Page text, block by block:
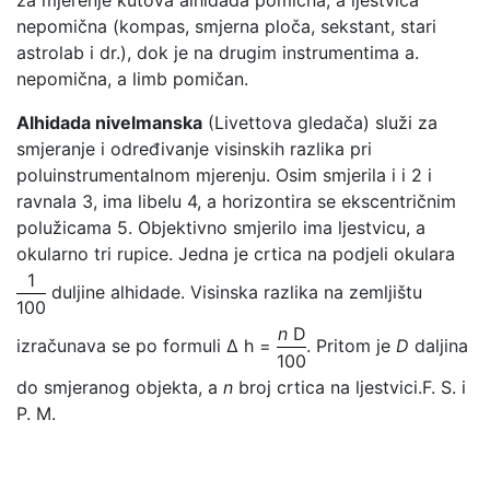
nepomična (kompas, smjerna ploča, sekstant, stari
astrolab i dr.), dok je na drugim instrumentima a.
nepomična, a limb pomičan.
Alhidada nivelmanska (Livettova gledača) služi za
smjeranje i određivanje visinskih razlika pri
poluinstrumentalnom mjerenju. Osim smjerila i i 2 i
ravnala 3, ima libelu 4, a horizontira se ekscentričnim
polužicama 5. Objektivno smjerilo ima ljestvicu, a
okularno tri rupice. Jedna je crtica na podjeli okulara
1
100
duljine alhidade. Visinska razlika na zemljištu
izračunava se po formuli Δ h =
nD
100
. Pritom je D daljina
do smjeranog objekta, a n broj crtica na ljestvici.F. S. i
P. M.